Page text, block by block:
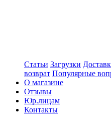
Статьи Загрузки
возврат Популярные
О магазине
Отзывы
Юр.лицам
Контакты